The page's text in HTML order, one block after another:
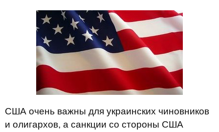
США очень важны для украинских чиновников
и олигархов, а санкции со стороны США